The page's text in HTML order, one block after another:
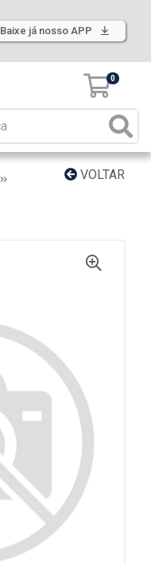
Baixe já nosso APP
0
VOLTAR